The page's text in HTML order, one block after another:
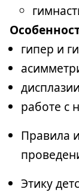
гипер и
работе с
Правила
Этику